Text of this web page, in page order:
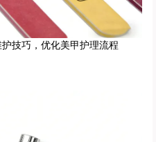
技巧，优化美甲护理流程